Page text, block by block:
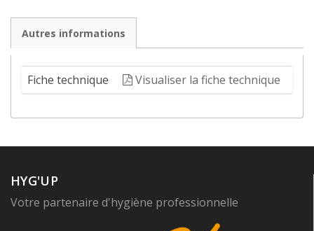
Autres informations
Fiche technique Visualiser la fiche technique
HYG'UP
Votre partenaire d'hygiène professionnelle